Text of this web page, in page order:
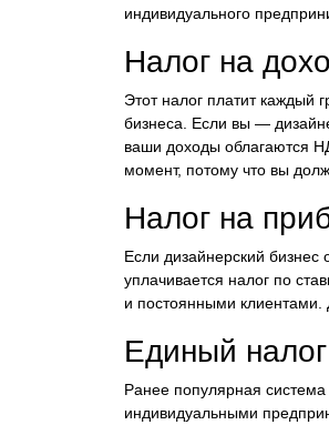
индивидуального
Налог на
Этот налог платит каждый
бизнеса. Если вы —
ваши доходы облагаются
момент, потому что вы
Налог на
Если дизайнерский
уплачивается налог по
и постоянными клиентами.
Единый
Ранее популярная
индивидуальными